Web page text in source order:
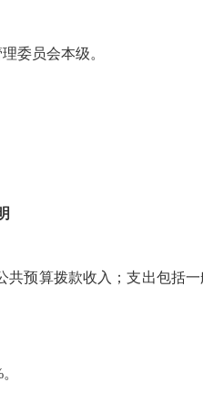
委员会本级。
预算拨款收入；支出包括